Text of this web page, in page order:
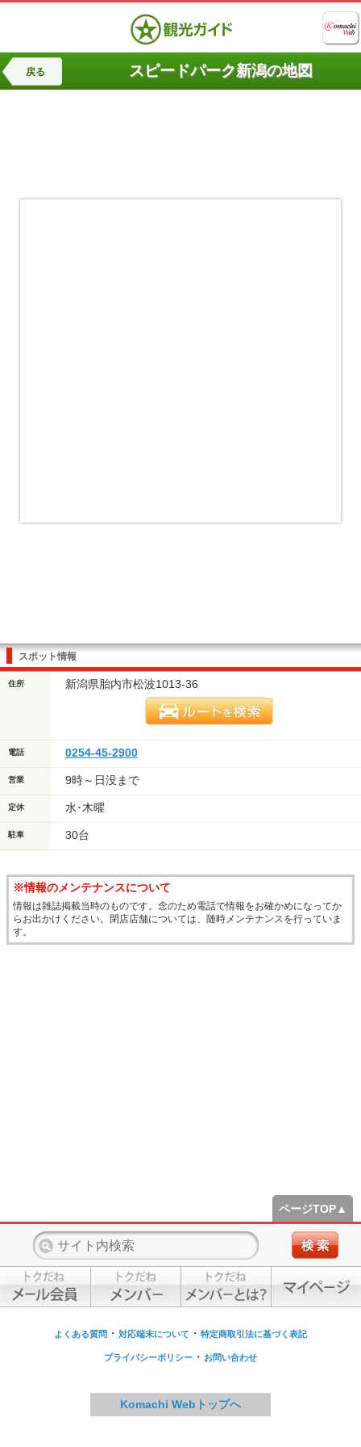
戻る スピードパーク新潟の地図
スポット情報
住所 新潟県胎内市松波1013-36
電話 0254-45-2900
営業 9時～日没まで
定休 水･木曜
駐車 30台
※情報のメンテナンスについて
情報は雑誌掲載当時のものです。念のため電話で情報をお確かめになってか
らお出かけください。閉店店舗については、随時メンテナンスを行っていま
す。
ページTOP▲
よくある質問 ・ 対応端末について ・ 特定商取引法に基づく表記
プライバシーポリシー ・ お問い合わせ
Komachi Webトップへ